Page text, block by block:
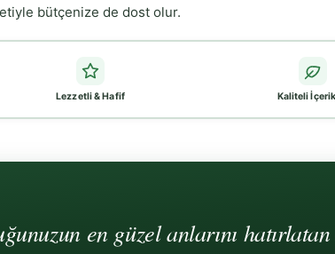
bütçenize de dost olur.
Lezzetli & Hafif Kaliteli
en güzel anlarını